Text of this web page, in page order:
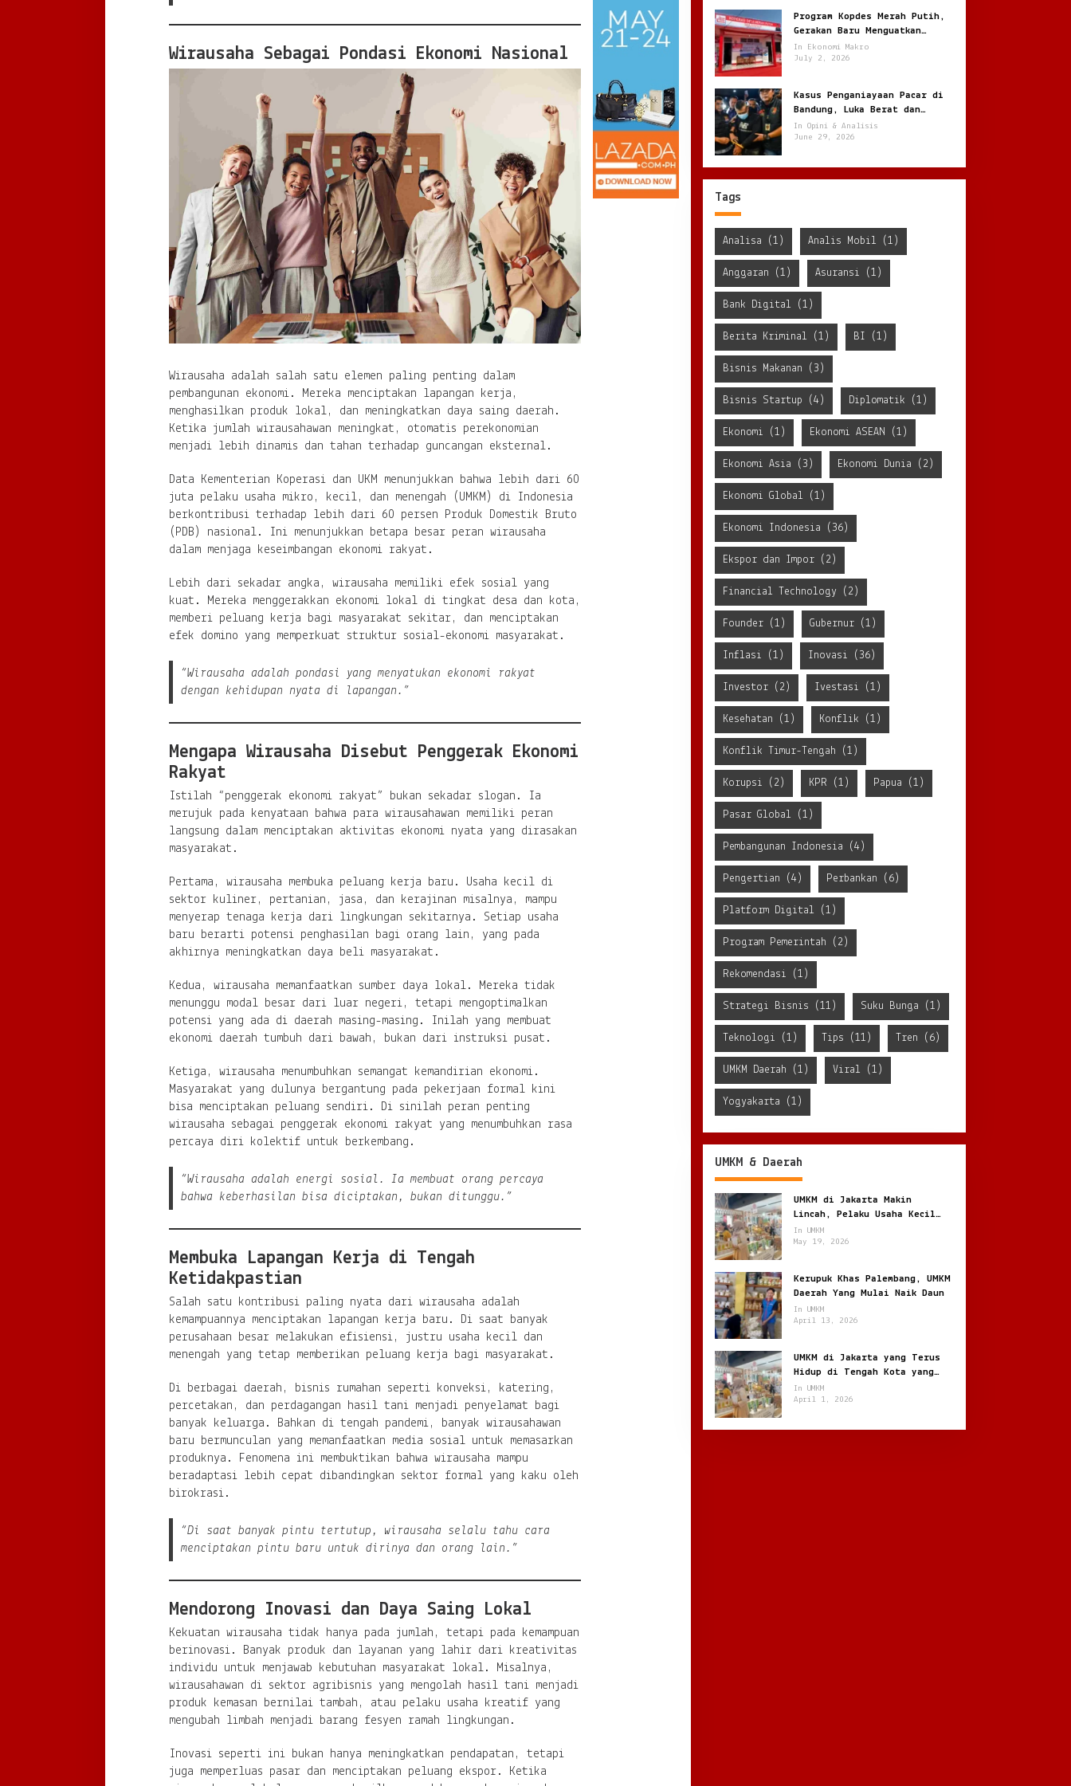
Wirausaha Sebagai Pondasi Ekonomi Nasional
Wirausaha adalah salah satu elemen paling penting dalam
pembangunan ekonomi. Mereka menciptakan lapangan kerja,
menghasilkan produk lokal, dan meningkatkan daya saing daerah.
Ketika jumlah wirausahawan meningkat, otomatis perekonomian
menjadi lebih dinamis dan tahan terhadap guncangan eksternal.
Data Kementerian Koperasi dan UKM menunjukkan bahwa lebih dari 60
juta pelaku usaha mikro, kecil, dan menengah (UMKM) di Indonesia
berkontribusi terhadap lebih dari 60 persen Produk Domestik Bruto
(PDB) nasional. Ini menunjukkan betapa besar peran wirausaha
dalam menjaga keseimbangan ekonomi rakyat.
Lebih dari sekadar angka, wirausaha memiliki efek sosial yang
kuat. Mereka menggerakkan ekonomi lokal di tingkat desa dan kota,
memberi peluang kerja bagi masyarakat sekitar, dan menciptakan
efek domino yang memperkuat struktur sosial-ekonomi masyarakat.
“Wirausaha adalah pondasi yang menyatukan ekonomi rakyat
dengan kehidupan nyata di lapangan.”
Mengapa Wirausaha Disebut Penggerak Ekonomi
Rakyat
Istilah “penggerak ekonomi rakyat” bukan sekadar slogan. Ia
merujuk pada kenyataan bahwa para wirausahawan memiliki peran
langsung dalam menciptakan aktivitas ekonomi nyata yang dirasakan
masyarakat.
Pertama, wirausaha membuka peluang kerja baru. Usaha kecil di
sektor kuliner, pertanian, jasa, dan kerajinan misalnya, mampu
menyerap tenaga kerja dari lingkungan sekitarnya. Setiap usaha
baru berarti potensi penghasilan bagi orang lain, yang pada
akhirnya meningkatkan daya beli masyarakat.
Kedua, wirausaha memanfaatkan sumber daya lokal. Mereka tidak
menunggu modal besar dari luar negeri, tetapi mengoptimalkan
potensi yang ada di daerah masing-masing. Inilah yang membuat
ekonomi daerah tumbuh dari bawah, bukan dari instruksi pusat.
Ketiga, wirausaha menumbuhkan semangat kemandirian ekonomi.
Masyarakat yang dulunya bergantung pada pekerjaan formal kini
bisa menciptakan peluang sendiri. Di sinilah peran penting
wirausaha sebagai penggerak ekonomi rakyat yang menumbuhkan rasa
percaya diri kolektif untuk berkembang.
“Wirausaha adalah energi sosial. Ia membuat orang percaya
bahwa keberhasilan bisa diciptakan, bukan ditunggu.”
Membuka Lapangan Kerja di Tengah
Ketidakpastian
Salah satu kontribusi paling nyata dari wirausaha adalah
kemampuannya menciptakan lapangan kerja baru. Di saat banyak
perusahaan besar melakukan efisiensi, justru usaha kecil dan
menengah yang tetap memberikan peluang kerja bagi masyarakat.
Di berbagai daerah, bisnis rumahan seperti konveksi, katering,
percetakan, dan perdagangan hasil tani menjadi penyelamat bagi
banyak keluarga. Bahkan di tengah pandemi, banyak wirausahawan
baru bermunculan yang memanfaatkan media sosial untuk memasarkan
produknya. Fenomena ini membuktikan bahwa wirausaha mampu
beradaptasi lebih cepat dibandingkan sektor formal yang kaku oleh
birokrasi.
“Di saat banyak pintu tertutup, wirausaha selalu tahu cara
menciptakan pintu baru untuk dirinya dan orang lain.”
Mendorong Inovasi dan Daya Saing Lokal
Kekuatan wirausaha tidak hanya pada jumlah, tetapi pada kemampuan
berinovasi. Banyak produk dan layanan yang lahir dari kreativitas
individu untuk menjawab kebutuhan masyarakat lokal. Misalnya,
wirausahawan di sektor agribisnis yang mengolah hasil tani menjadi
produk kemasan bernilai tambah, atau pelaku usaha kreatif yang
mengubah limbah menjadi barang fesyen ramah lingkungan.
Inovasi seperti ini bukan hanya meningkatkan pendapatan, tetapi
juga memperluas pasar dan menciptakan peluang ekspor. Ketika
Program Kopdes Merah Putih,
Gerakan Baru Menguatkan
Ekonomi Desa dari Akar Rumput
In Ekonomi Makro
July 2, 2026
Kasus Penganiayaan Pacar di
Bandung, Luka Berat dan
Penyekapan !
In Opini & Analisis
June 29, 2026
Tags
Analisa (1) Analis Mobil (1)
Anggaran (1) Asuransi (1)
Bank Digital (1)
Berita Kriminal (1) BI (1)
Bisnis Makanan (3)
Bisnis Startup (4) Diplomatik (1)
Ekonomi (1) Ekonomi ASEAN (1)
Ekonomi Asia (3) Ekonomi Dunia (2)
Ekonomi Global (1)
Ekonomi Indonesia (36)
Ekspor dan Impor(2)
Financial Technology(2)
Founder(1) Gubernur(1)
Inflasi (1) Inovasi (36)
Investor(2) Ivestasi (1)
Kesehatan (1) Konflik (1)
Konflik Timur-Tengah (1)
Korupsi (2) KPR (1) Papua (1)
Pasar Global (1)
Pembangunan Indonesia (4)
Pengertian (4) Perbankan (6)
Platform Digital (1)
Program Pemerintah (2)
Rekomendasi (1)
Strategi Bisnis (11) Suku Bunga (1)
Teknologi (1) Tips (11) Tren (6)
UMKM Daerah (1) Viral (1)
Yogyakarta (1)
UMKM & Daerah
UMKM di Jakarta Makin
Lincah, Pelaku Usaha Kecil
Berburu Peluang di Kota
Besar
In UMKM
May 19, 2026
Kerupuk Khas Palembang, UMKM
Daerah Yang Mulai Naik Daun
In UMKM
April 13, 2026
UMKM di Jakarta yang Terus
Hidup di Tengah Kota yang
Bergerak Cepat
In UMKM
April 1, 2026